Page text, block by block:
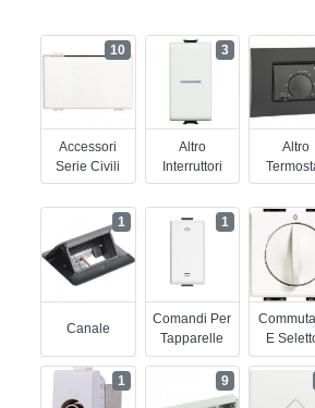
Accessori
Serie Civili
10
Altro
Interruttori
3
Altro
Canale
1
Comandi Per
Tapparelle
1
E
1 9